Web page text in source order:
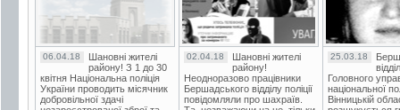
06.04.18
Шановні жителі
району! З 1 до 30
квітня Національна поліція
України проводить місячник
добровільної здачі
02.04.18
Шановні жителі
району!
Неодноразово працівники
Бершадського відділу поліції
повідомляли про шахраїв.
25.03.18
Головного
національної
Вінницькій